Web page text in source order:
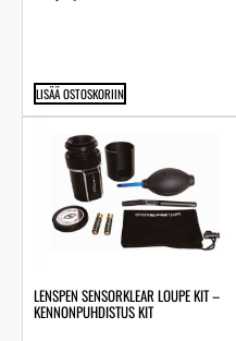
LISÄÄ OSTOSKORIIN
LENSPEN SENSORKLEAR LOUPE KIT –
KENNONPUHDISTUS KIT